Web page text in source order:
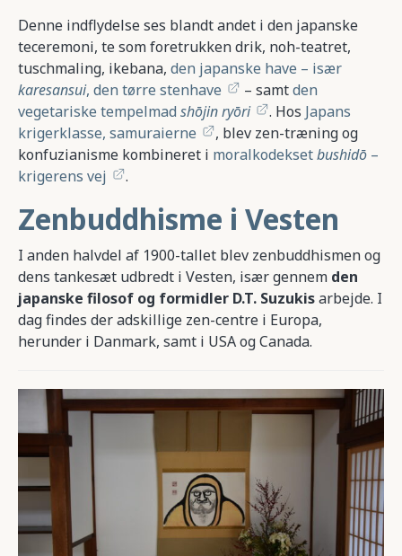
Denne indflydelse ses blandt andet i den japanske
teceremoni, te som foretrukken drik, noh-teatret,
tuschmaling, ikebana, den japanske have – især
karesansui, den tørre stenhave – samtden
vegetariske tempelmad shōjin ryōri . Hos Japans
krigerklasse, samuraierne
, blev zen-træning og
konfuzianisme kombineret i moralkodeksetbushidō –
krigerens vej
.
Zenbuddhisme i Vesten
I anden halvdel af 1900-tallet blev zenbuddhismen og
dens tankesæt udbredt i Vesten, især gennem den
japanske filosof og formidler D.T. Suzukisarbejde. I
dag findes der adskillige zen-centre i Europa,
herunder i Danmark, samt i USA og Canada.